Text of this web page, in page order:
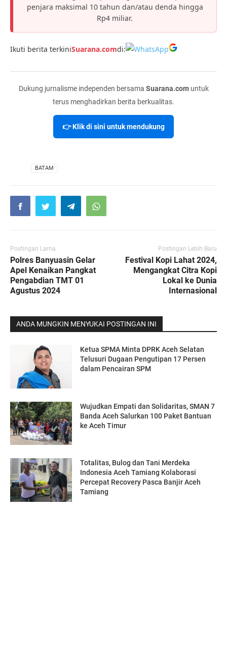
penjara maksimal 10 tahun dan/atau denda hingga
Rp4 miliar.
Ikuti berita terkiniSuarana.comdi:
Dukung jurnalisme independen bersama Suarana.comuntuk
terus menghadirkan berita berkualitas.
👉 Klik di sini untuk mendukung
BATAM
Postingan Lama
Polres Banyuasin Gelar
Apel Kenaikan Pangkat
Pengabdian TMT 01
Agustus 2024
Postingan Lebih Baru
Festival Kopi Lahat 2024,
Mengangkat Citra Kopi
Lokal ke Dunia
Internasional
ANDA MUNGKIN MENYUKAI POSTINGAN INI
Ketua SPMA Minta DPRK Aceh Selatan
Telusuri Dugaan Pengutipan 17 Persen
dalam Pencairan SPM
Wujudkan Empati dan Solidaritas, SMAN 7
Banda Aceh Salurkan 100 Paket Bantuan
ke Aceh Timur
Totalitas, Bulog dan Tani Merdeka
Indonesia Aceh Tamiang Kolaborasi
Percepat Recovery Pasca Banjir Aceh
Tamiang